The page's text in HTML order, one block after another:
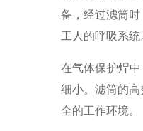
备，经过滤筒
工人的呼吸系统
在气体保护焊
细小。滤筒的
全的工作环境。